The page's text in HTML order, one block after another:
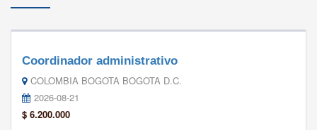
Coordinador administrativo
COLOMBIA BOGOTA BOGOTA D.C.
2026-08-21
$ 6.200.000